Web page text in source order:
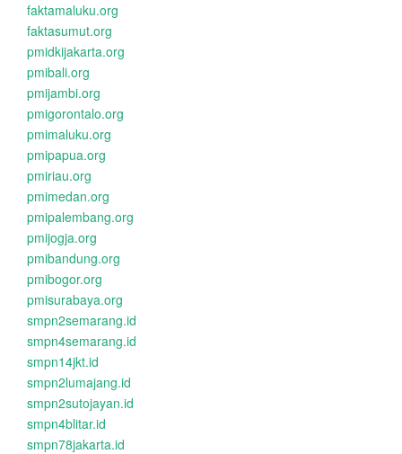
faktamaluku.org
faktasumut.org
pmidkijakarta.org
pmibali.org
pmijambi.org
pmigorontalo.org
pmimaluku.org
pmipapua.org
pmiriau.org
pmimedan.org
pmipalembang.org
pmijogja.org
pmibandung.org
pmibogor.org
pmisurabaya.org
smpn2semarang.id
smpn4semarang.id
smpn14jkt.id
smpn2lumajang.id
smpn2sutojayan.id
smpn4blitar.id
smpn78jakarta.id